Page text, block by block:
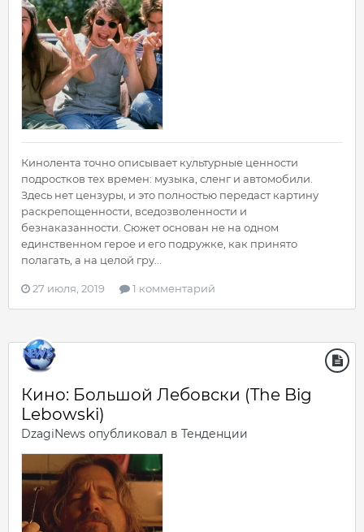
Кинолента точно описывает культурные ценности
подростков тех времен: музыка, сленг и автомобили.
Здесь нет цензуры, и это полностью передаст картину
раскрепощенности, вседозволенности и
безнаказанности. Сюжет основан не на одном
единственном герое и его подружке, как принято
полагать, а на целой гру...
27 июля, 2019 1 комментарий
Кино: Большой Лебовски (The Big
Lebowski)
DzagiNews опубликовал в Тенденции